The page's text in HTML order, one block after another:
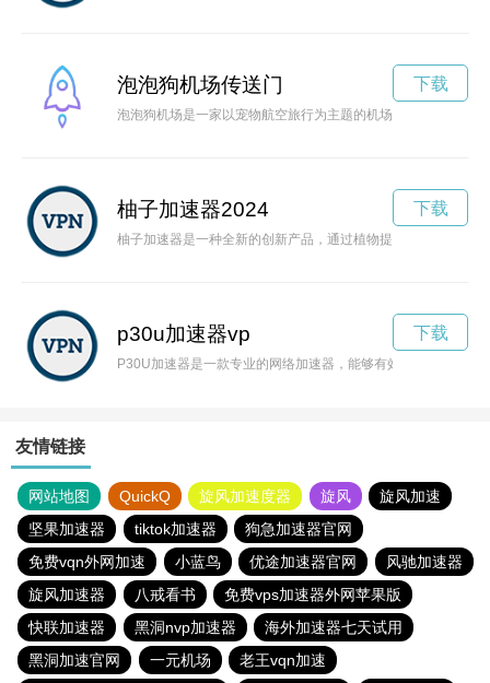
泡泡狗机场传送门
泡泡狗机场是一家以宠物航空旅行为主题的机场，为乘客及其
下载
柚子加速器2024
柚子加速器是一种全新的创新产品，通过植物提取技术将柚子
下载
p30u加速器vp
P30U加速器是一款专业的网络加速器，能够有效地提高网络
下载
友情链接
网站地图 QuickQ 旋风加速度器 旋风
旋风加速
坚果加速器
tiktok加速器
狗急加速器官网
免费vqn外网加速
小蓝鸟 优途加速器官网
风驰加速器
旋风加速器
八戒看书
免费vps加速器外网苹果版
快联加速器
黑洞nvp加速器
海外加速器七天试用
黑洞加速官网
一元机场 老王vqn加速